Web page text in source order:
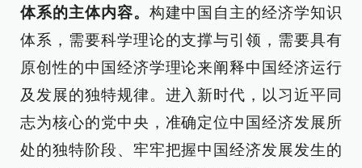
体系的主体内容。 构建中国自主的经济学知识
体系，需要科学理论的支撑与引领，需要具有
原创性的中国经济学理论来阐释中国经济运行
及发展的独特规律。进入新时代，以习近平同
志为核心的党中央，准确定位中国经济发展所
处的独特阶段、牢牢把握中国经济发展发生的